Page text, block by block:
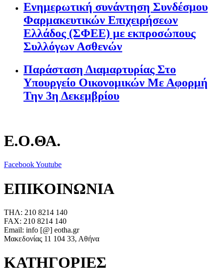
Ενημερωτική συνάντηση Συνδέσμου
Φαρμακευτικών Επιχειρήσεων
Ελλάδος (ΣΦΕΕ) με εκπροσώπους
Συλλόγων Ασθενών
Παράσταση Διαμαρτυρίας Στο
Υπουργείο Οικονομικών Με Αφορμή
Την 3η Δεκεμβρίου
Ε.Ο.ΘΑ.
FacebookYoutube
ΕΠΙΚΟΙΝΩΝΙΑ
ΤΗΛ: 210 8214 140
FAX: 210 8214 140
Email: info [@] eotha.gr
Μακεδονίας 11 104 33, Αθήνα
ΚΑΤΗΓΟΡΙΕΣ